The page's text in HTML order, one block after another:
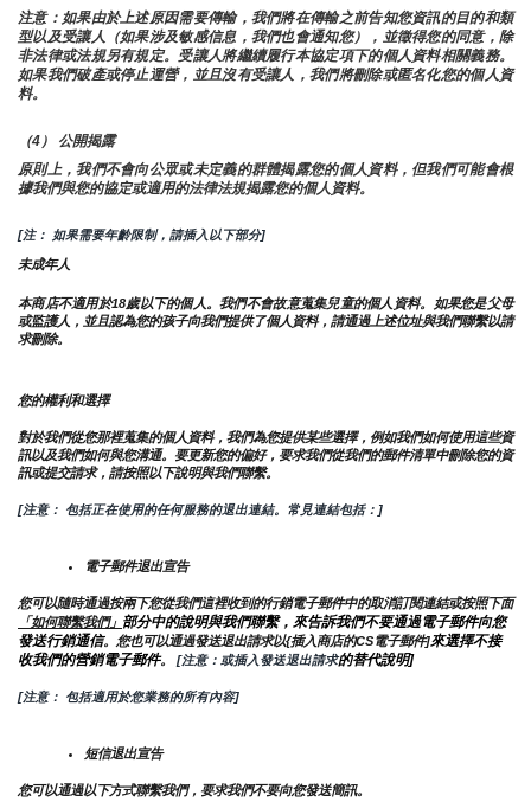
注意：如果由於上述原因需要傳輸，我們將在傳輸之前告知您資訊的目的和類
型以及受讓人（如果涉及敏感信息，我們也會通知您），並徵得您的同意，除
非法律或法規另有規定。受讓人將繼續履行本協定項下的個人資料相關義務。
如果我們破產或停止運營，並且沒有受讓人，我們將刪除或匿名化您的個人資
料。
（4） 公開揭露
原則上，我們不會向公眾或未定義的群體揭露您的個人資料，但我們可能會根
據我們與您的協定或適用的法律法規揭露您的個人資料。
[注： 如果需要年齡限制，請插入以下部分]
未成年人
本商店不適用於18歲以下的個人。我們不會故意蒐集兒童的個人資料。如果您是父母
或監護人，並且認為您的孩子向我們提供了個人資料，請通過上述位址與我們聯繫以請
求刪除。
您的權利和選擇
對於我們從您那裡蒐集的個人資料，我們為您提供某些選擇，例如我們如何使用這些資
訊以及我們如何與您溝通。要更新您的偏好，要求我們從我們的郵件清單中刪除您的資
訊或提交請求，請按照以下說明與我們聯繫。
[注意： 包括正在使用的任何服務的退出連結。常見連結包括：]
電子郵件退出宣告
您可以隨時通過按兩下您從我們這裡收到的行銷電子郵件中的取消訂閱連結或按照下面
「如何聯繫我們」 部分中的說明與我們聯繫，來告訴我們不要通過電子郵件向您
發送行銷通信。您也可以通過發送退出請求以{插入商店的CS電子郵件]來選擇不接
收我們的營銷電子郵件。 [注意：或插入發送退出請求的替代說明]
[注意： 包括適用於您業務的所有內容]
短信退出宣告
您可以通過以下方式聯繫我們，要求我們不要向您發送簡訊。